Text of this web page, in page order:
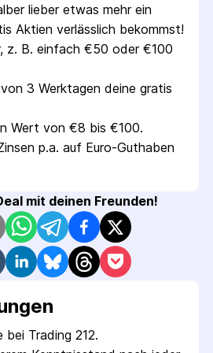
lieber etwas mehr ein
Aktien verlässlich bekommst!
z. B. einfach €50 oder €100
3 Werktagen deine gratis
Wert von €8 bis €100.
p.a. auf Euro-Guthaben
mit deinen Freunden!
bei Trading 212.